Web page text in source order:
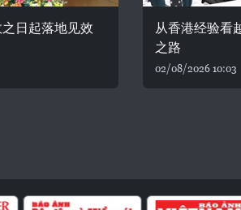
日起落地见效
从香港经验看
之路
02/08/2026 10:03